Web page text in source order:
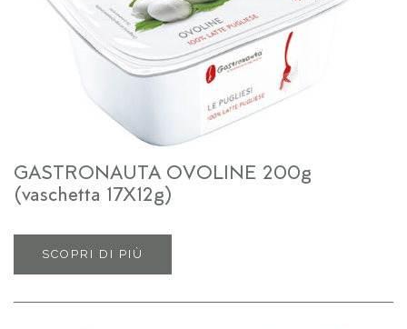
GASTRONAUTA OVOLINE 200g
(vaschetta 17X12g)
SCOPRI DI PIÙ